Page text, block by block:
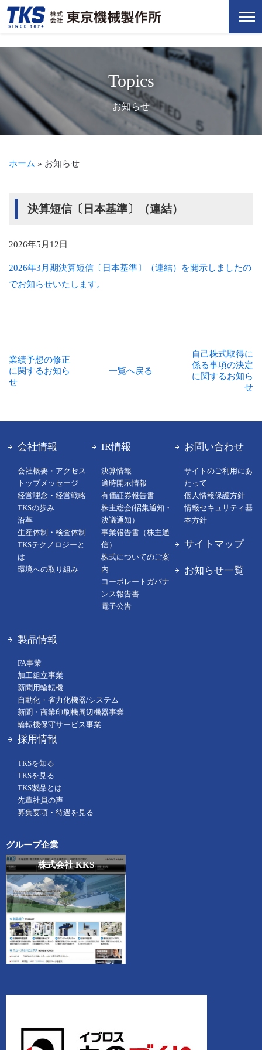
Topics
お知らせ
ホーム » お知らせ
決算短信〔日本基準〕（連結）
2026年5月12日
2026年3月期決算短信〔日本基準〕（連結）を開示しましたの
でお知らせいたします。
業績予想の修正
に関するお知ら
せ
一覧へ戻る
自己株式取得に
係る事項の決定
に関するお知ら
せ
会社情報
会社概要・アクセス
トップメッセージ
経営理念・経営戦略
TKSの歩み
沿革
生産体制・検査体制
TKSテクノロジーと
は
環境への取り組み
IR情報
決算情報
適時開示情報
有価証券報告書
株主総会(招集通知・
決議通知）
事業報告書（株主通
信）
株式についてのご案
内
コーポレートガバナ
ンス報告書
電子公告
お問い合わせ
サイトのご利用にあ
たって
個人情報保護方針
情報セキュリティ基
本方針
サイトマップ
お知らせ一覧
製品情報
FA事業
加工組立事業
新聞用輪転機
自動化・省力化機器/システム
新聞・商業印刷機周辺機器事業
輪転機保守サービス事業
採用情報
TKSを知る
TKSを見る
TKS製品とは
先輩社員の声
募集要項・待遇を見る
グループ企業
株式会社 KKS